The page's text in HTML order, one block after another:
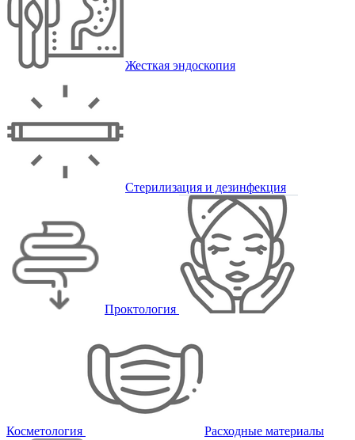
Жесткая эндоскопия
Стерилизация и дезинфекция
Проктология
Косметология Расходные материалы